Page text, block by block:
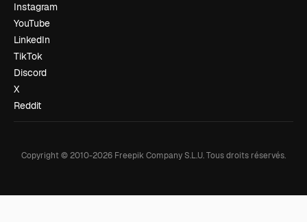
Instagram
YouTube
LinkedIn
TikTok
Discord
X
Reddit
Copyright © 2010-2026 Freepik Company S.L.U.Tous droits réservés.